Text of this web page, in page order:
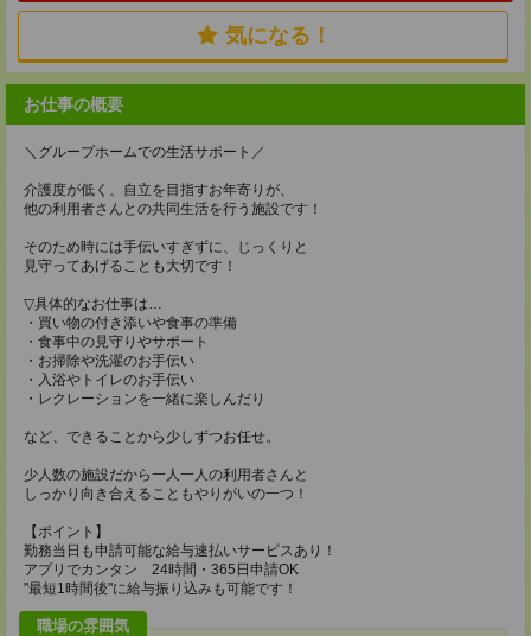
気になる！
お仕事の概要
＼グループホームでの生活サポート／
介護度が低く、自立を目指すお年寄りが、
他の利用者さんとの共同生活を行う施設です！
そのため時には手伝いすぎずに、じっくりと
見守ってあげることも大切です！
▽具体的なお仕事は…
・買い物の付き添いや食事の準備
・食事中の見守りやサポート
・お掃除や洗濯のお手伝い
・入浴やトイレのお手伝い
・レクレーションを一緒に楽しんだり
など、できることから少しずつお任せ。
少人数の施設だから一人一人の利用者さんと
しっかり向き合えることもやりがいの一つ！
【ポイント】
勤務当日も申請可能な給与速払いサービスあり！
アプリでカンタン 24時間・365日申請OK
"最短1時間後"に給与振り込みも可能です！
職場の雰囲気